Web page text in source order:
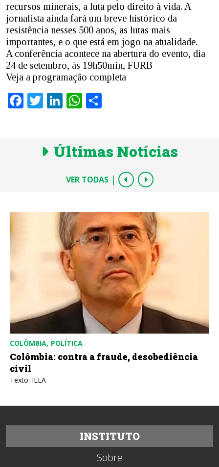
recursos minerais, a luta pelo direito à vida. A
jornalista ainda fará um breve histórico da
resistência nesses 500 anos, as lutas mais
importantes, e o que está em jogo na atualidade.
A conferência acontece na abertura do evento, dia
24 de setembro, às 19h50min, FURB
Veja a programação completa
Facebook
TwitterLinkedInWhatsApp
Últimas Notícias
VER TODAS |
COLÔMBIA POLÍTICA
Colômbia: contra a fraude, desobediência
civil
Texto: IELA
INSTITUTO
Sobre